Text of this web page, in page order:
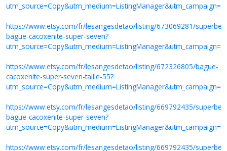
https://www.etsy.com/fr/lesangesdetao/listing/673069281/superbe-
bague-cacoxenite-super-seven?
https://www.etsy.com/fr/lesangesdetao/listing/672326805/bague-
cacoxenite-super-seven-taille-55?
https://www.etsy.com/fr/lesangesdetao/listing/669792435/superbe-
bague-cacoxenite-super-seven?
https://www.etsy.com/fr/lesangesdetao/listing/669792435/superbe-